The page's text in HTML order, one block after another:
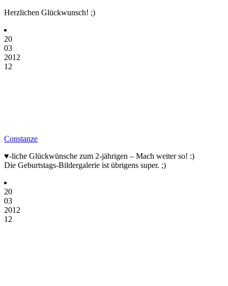
Herzlichen Glückwunsch! ;)
20
03
2012
12
Constanze
♥-liche Glückwünsche zum 2-jährigen – Mach weiter so! :)
Die Geburtstags-Bildergalerie ist übrigens super. ;)
20
03
2012
12